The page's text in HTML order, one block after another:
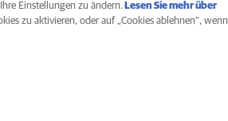
Einstellungen zu ändern. Lesen Sie mehr über
zu aktivieren, oder auf „Cookies ablehnen“, wenn